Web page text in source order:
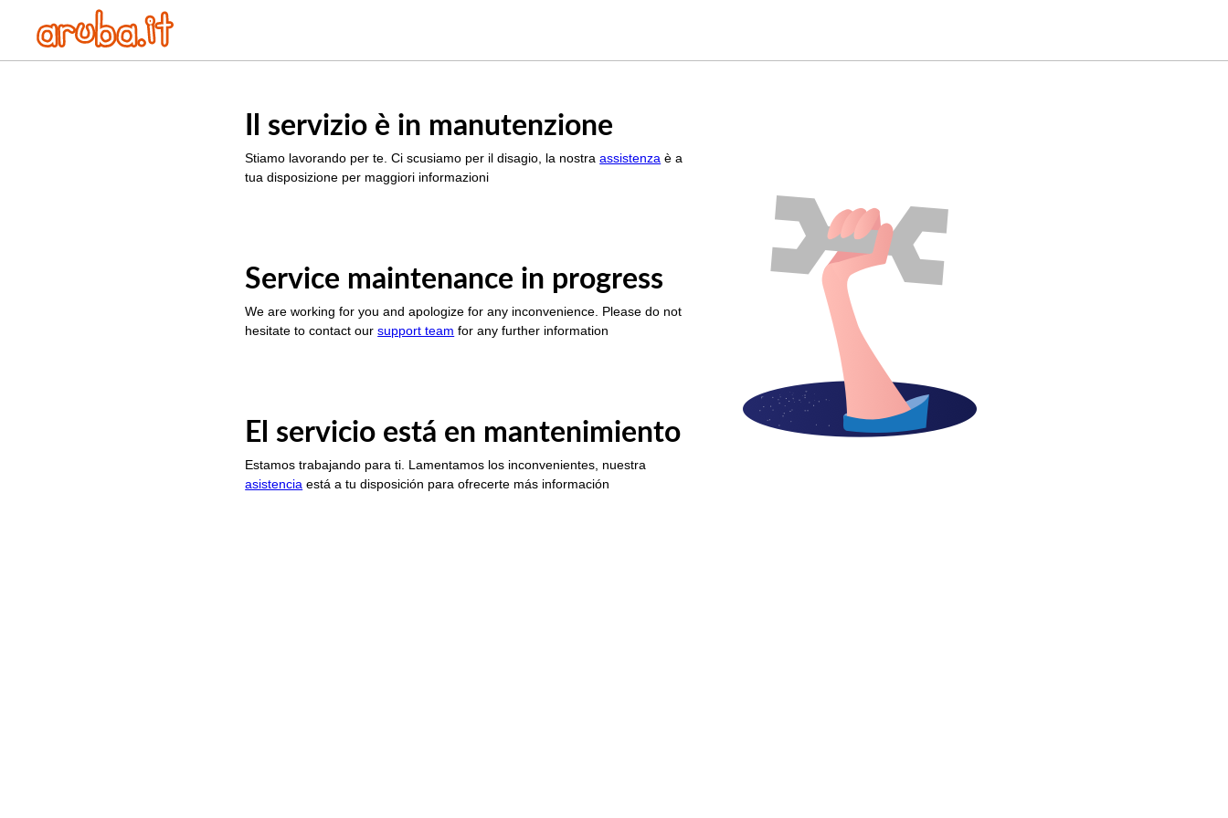
Il servizio è in manutenzione
Stiamo lavorando per te. Ci scusiamo per il disagio, la nostraassistenza è a
tua disposizione per maggiori informazioni
Service maintenance in progress
We are working for you and apologize for any inconvenience. Please do not
hesitate to contact oursupport team for any further information
El servicio está en mantenimiento
Estamos trabajando para ti. Lamentamos los inconvenientes, nuestra
asistencia está a tu disposición para ofrecerte más información